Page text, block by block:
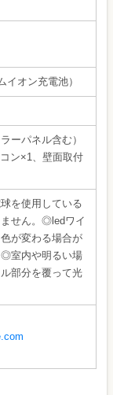
オン充電池）
ーパネル含む）
ン×1、壁面取付
を使用している
せん。◎ledワイ
が変わる場合が
◎室内や明るい場
部分を覆って光